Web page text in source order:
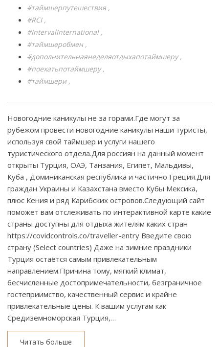
#таймшерпутешествия
#RCI
#IntervalInternational
#таймшеробмен
#дополнительнаянеделяотдыхапотаймшеру
#поехатьпотаймшеру
#таймшери
Новогодние каникулы не за горами.Где могут за
рубежом провести новогодние каникулы наши туристы,
используя свой таймшер и услуги нашего
туристического отдела.Для россиян на данный момент
открыты Турция, ОАЭ, Танзания, Египет, Мальдивы,
Куба , Доминиканская республика и частично Греция.Для
граждан Украины и Казахстана вместо Кубы Мексика,
плюс Кения и ряд Карибских островов.Следующий сайт
поможет вам отслеживать по интерактивной карте какие
страны доступны для отдыха жителям каких стран
https://covidcontrols.co/traveller-entry Введите свою
страну (Select countries) Даже на зимние праздники
Турция остаётся самым привлекательным
направлением.Причина тому, мягкий климат,
бесчисленные достопримечательности, безграничное
гостеприимство, качественный сервис и крайне
привлекательные цены. К вашим услугам как
Средиземноморская Турция,…
Читать больше